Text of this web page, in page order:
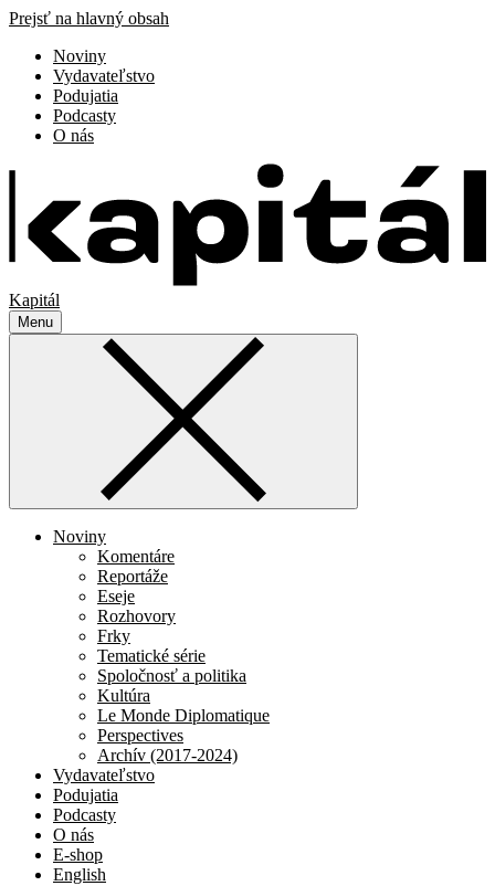
Prejsť na hlavný obsah
Noviny
Vydavateľstvo
Podujatia
Podcasty
O nás
Kapitál
Menu
Noviny
Komentáre
Reportáže
Eseje
Rozhovory
Frky
Tematické série
Spoločnosť a politika
Kultúra
Le Monde Diplomatique
Perspectives
Archív (2017-2024)
Vydavateľstvo
Podujatia
Podcasty
O nás
E-shop
English